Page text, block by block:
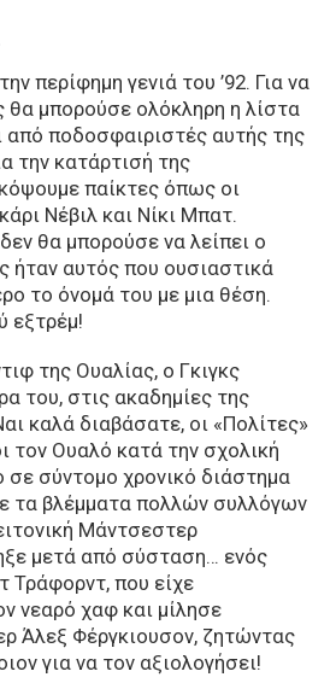
περίφημη γενιά του ’92. Για να
θα μπορούσε ολόκληρη η λίστα
από ποδοσφαιριστές αυτής της
την κατάρτισή της
παίκτες όπως οι
Νέβιλ και Νίκι Μπατ.
θα μπορούσε να λείπει ο
ήταν αυτός που ουσιαστικά
το όνομά του με μια θέση.
εξτρέμ!
της Ουαλίας, ο Γκιγκς
του, στις ακαδημίες της
καλά διαβάσατε, οι «Πολίτες»
τον Ουαλό κατά την σχολική
σε σύντομο χρονικό διάστημα
τα βλέμματα πολλών συλλόγων
Μάντσεστερ
μετά από σύσταση… ενός
Τράφορντ, που είχε
νεαρό χαφ και μίλησε
Άλεξ Φέργκιουσον, ζητώντας
για να τον αξιολογήσει!